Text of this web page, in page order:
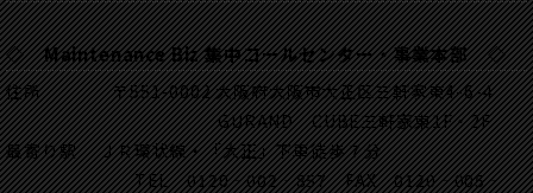
◇ Maintenance Biz 集中コールセンター・事業本部 ◇
住所 〒551-0002 大阪府大阪市大正区三軒家東4-6-4
GURAND CUBE三軒家東1F・2F
最寄り駅 ＪＲ環状線・「大正」下車徒歩７分
TEL 0120‐002‐857 FAX 0120‐005‐